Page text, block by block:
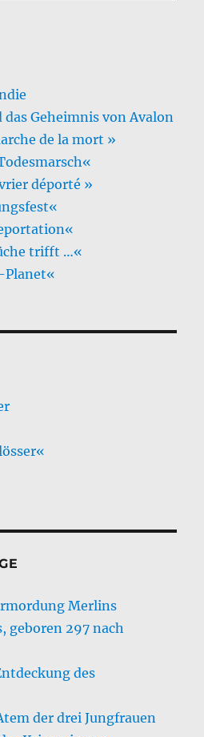
Geheimnis von Avalon
de la mort »
déporté »
trifft …«
Merlins
geboren 297 nach
des
der drei Jungfrauen